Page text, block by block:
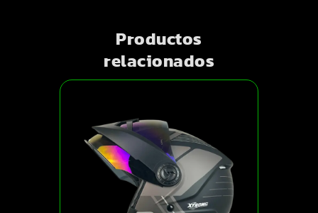
Productos
relacionados